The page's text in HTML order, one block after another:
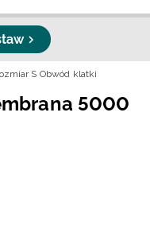
S Obwód klatki
5000